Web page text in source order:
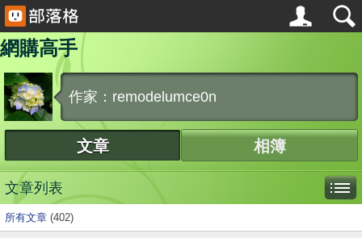
網購高手
作家：remodelumce0n
文章 相簿
文章列表
所有文章 (402)